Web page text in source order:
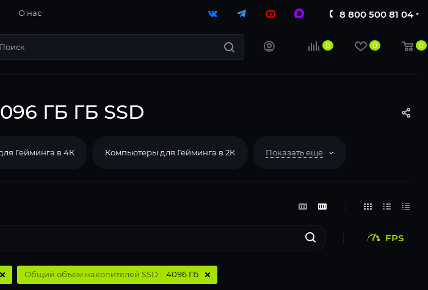
О нас 8 800 500 81 04
0 0 0
ГБ ГБ SSD
Гейминга в 4К Компьютеры для Гейминга в 2К Показать еще
FPS
Общий объем накопителей SSD:: 4096 ГБ